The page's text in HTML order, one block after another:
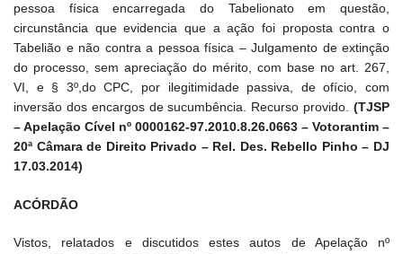
pessoa física encarregada do Tabelionato em questão,
circunstância que evidencia que a ação foi proposta contra o
Tabelião e não contra a pessoa física – Julgamento de extinção
do processo, sem apreciação do mérito, com base no art. 267,
VI, e § 3º,do CPC, por ilegitimidade passiva, de ofício, com
inversão dos encargos de sucumbência. Recurso provido. (TJSP
– Apelação Cível nº 0000162-97.2010.8.26.0663 – Votorantim –
20ª Câmara de Direito Privado – Rel. Des. Rebello Pinho – DJ
17.03.2014)
ACÓRDÃO
Vistos, relatados e discutidos estes autos de Apelação nº